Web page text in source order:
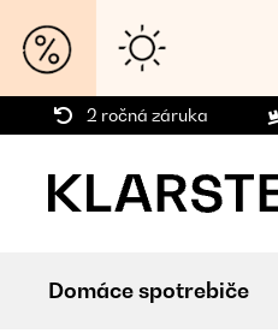
2 ročná záruka
Domáce spotrebiče